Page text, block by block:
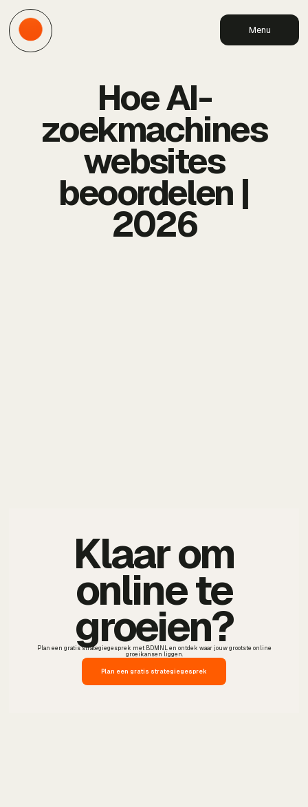
Menu
Hoe AI-
zoekmachines
websites
beoordelen |
2026
Klaar om
online te
groeien?
Plan een gratis strategiegesprek met BDMNL en ontdek waar jouw grootste online
groeikansen liggen.
Plan een gratis strategiegesprek